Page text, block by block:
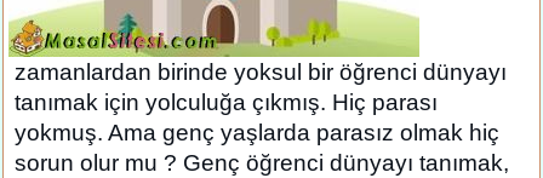
zamanlardan birinde yoksul bir öğrenci dünyayı
tanımak için yolculuğa çıkmış. Hiç parası
yokmuş. Ama genç yaşlarda parasız olmak hiç
sorun olur mu ? Genç öğrenci dünyayı tanımak,